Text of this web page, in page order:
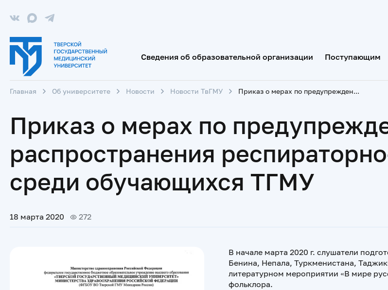
Сведения об образовательной организации Поступающим
Главная Об университете Новости Новости ТвГМУ Приказ о мерах по предупреждению распространения респираторно-вирусных инфекций среди обучающихся ТГМУ
Приказ о мерах по
распространения
среди обучающихся ТГМУ
18 марта 2020 272
В начале марта 2020 г. слушатели
Бенина, Непала, Туркменистана,
литературном мероприятии «В мире
фольклора.